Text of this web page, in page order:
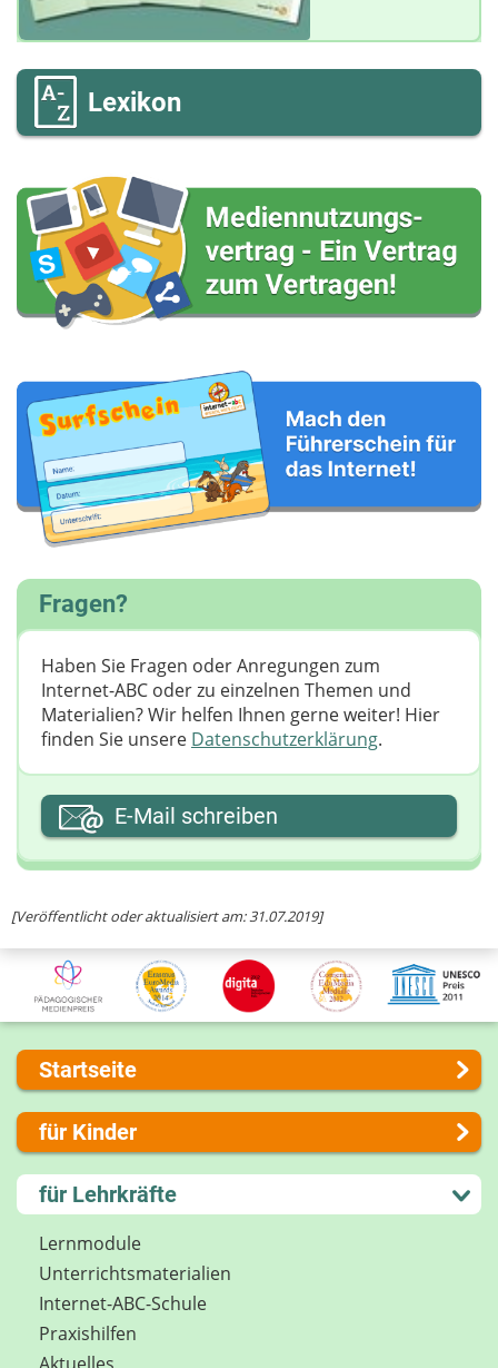
[Veröffentlicht oder aktualisiert am: 31.07.2019]
Lexikon
Fragen?
Haben Sie Fragen oder Anregungen zum
Internet-ABC oder zu einzelnen Themen und
Materialien? Wir helfen Ihnen gerne weiter! ​Hier
finden Sie unsere Datenschutzerklärung.
Ihre E-Mail-Adresse
E-Mail schreiben
Startseite
Über uns
Presse
Kontakt
Impressum
Internet-ABC Sitemap
Barrierefreiheit
Länderprojekte
für Kinder
Lernen und Schule
Hobby und Freizeit
Spiel und Spaß
Mitreden und Mitmachen
Lexikon
Datenschutz
Newsletter
für Lehrkräfte
Lernmodule
Unterrichts­materialien
Internet-ABC-Schule
Praxishilfen